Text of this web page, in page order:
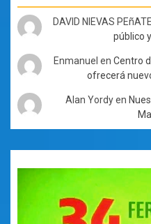
DAVID NIEVAS PEñATE
público
Enmanuel enCentro
ofrecerá
Alan Yordyen